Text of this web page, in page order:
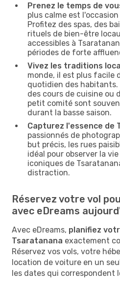
Prenez le temps de
plus calme est
Profitez des spas, des
rituels de bien-être
accessibles à
périodes de forte
Vivez les traditions
monde, il est plus facile
quotidien des
des cours de cuisine ou
petit comité sont
durant la basse saison.
Capturez l'essence de
passionnés de
but précis, les rues
idéal pour observer la
iconiques de
distraction.
Réservez votre vol
avec eDreams
Avec eDreams, planifiez
Tsaratanana exactement
Réservez vos vols, votre
location de voiture en un
les dates qui correspondent